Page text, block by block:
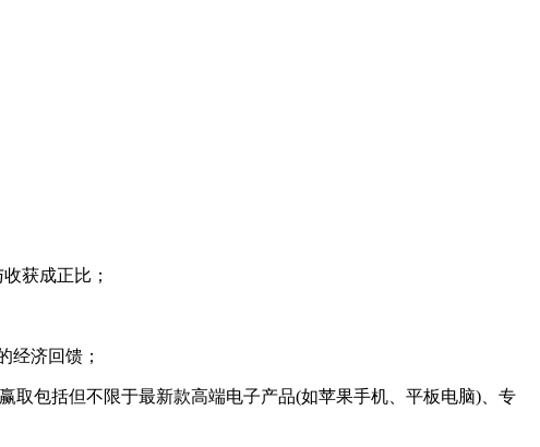
获成正比；
经济回馈；
包括但不限于最新款高端电子产品(如苹果手机、平板电脑)、专